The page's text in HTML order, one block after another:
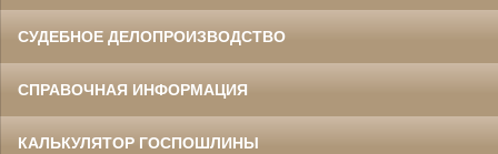
СУДЕБНОЕ ДЕЛОПРОИЗВОДСТВО
СПРАВОЧНАЯ ИНФОРМАЦИЯ
КАЛЬКУЛЯТОР ГОСПОШЛИНЫ